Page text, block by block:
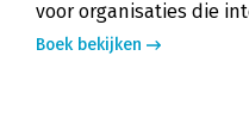
voor organisaties die
Boek bekijken